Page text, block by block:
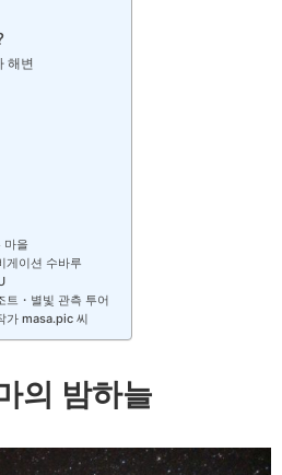
해변
마을
게이션 수바루
트・별빛 관측 투어
가 masa.pic 씨
의 밤하늘